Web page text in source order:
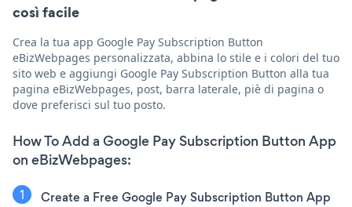
così facile
Crea la tua app Google Pay Subscription Button
eBizWebpages personalizzata, abbina lo stile e i colori del tuo
sito web e aggiungi Google Pay Subscription Button alla tua
pagina eBizWebpages, post, barra laterale, piè di pagina o
dove preferisci sul tuo posto.
How To Add a Google Pay Subscription Button App
on eBizWebpages:
Create a Free Google Pay Subscription Button App